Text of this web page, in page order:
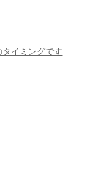
タイミングです